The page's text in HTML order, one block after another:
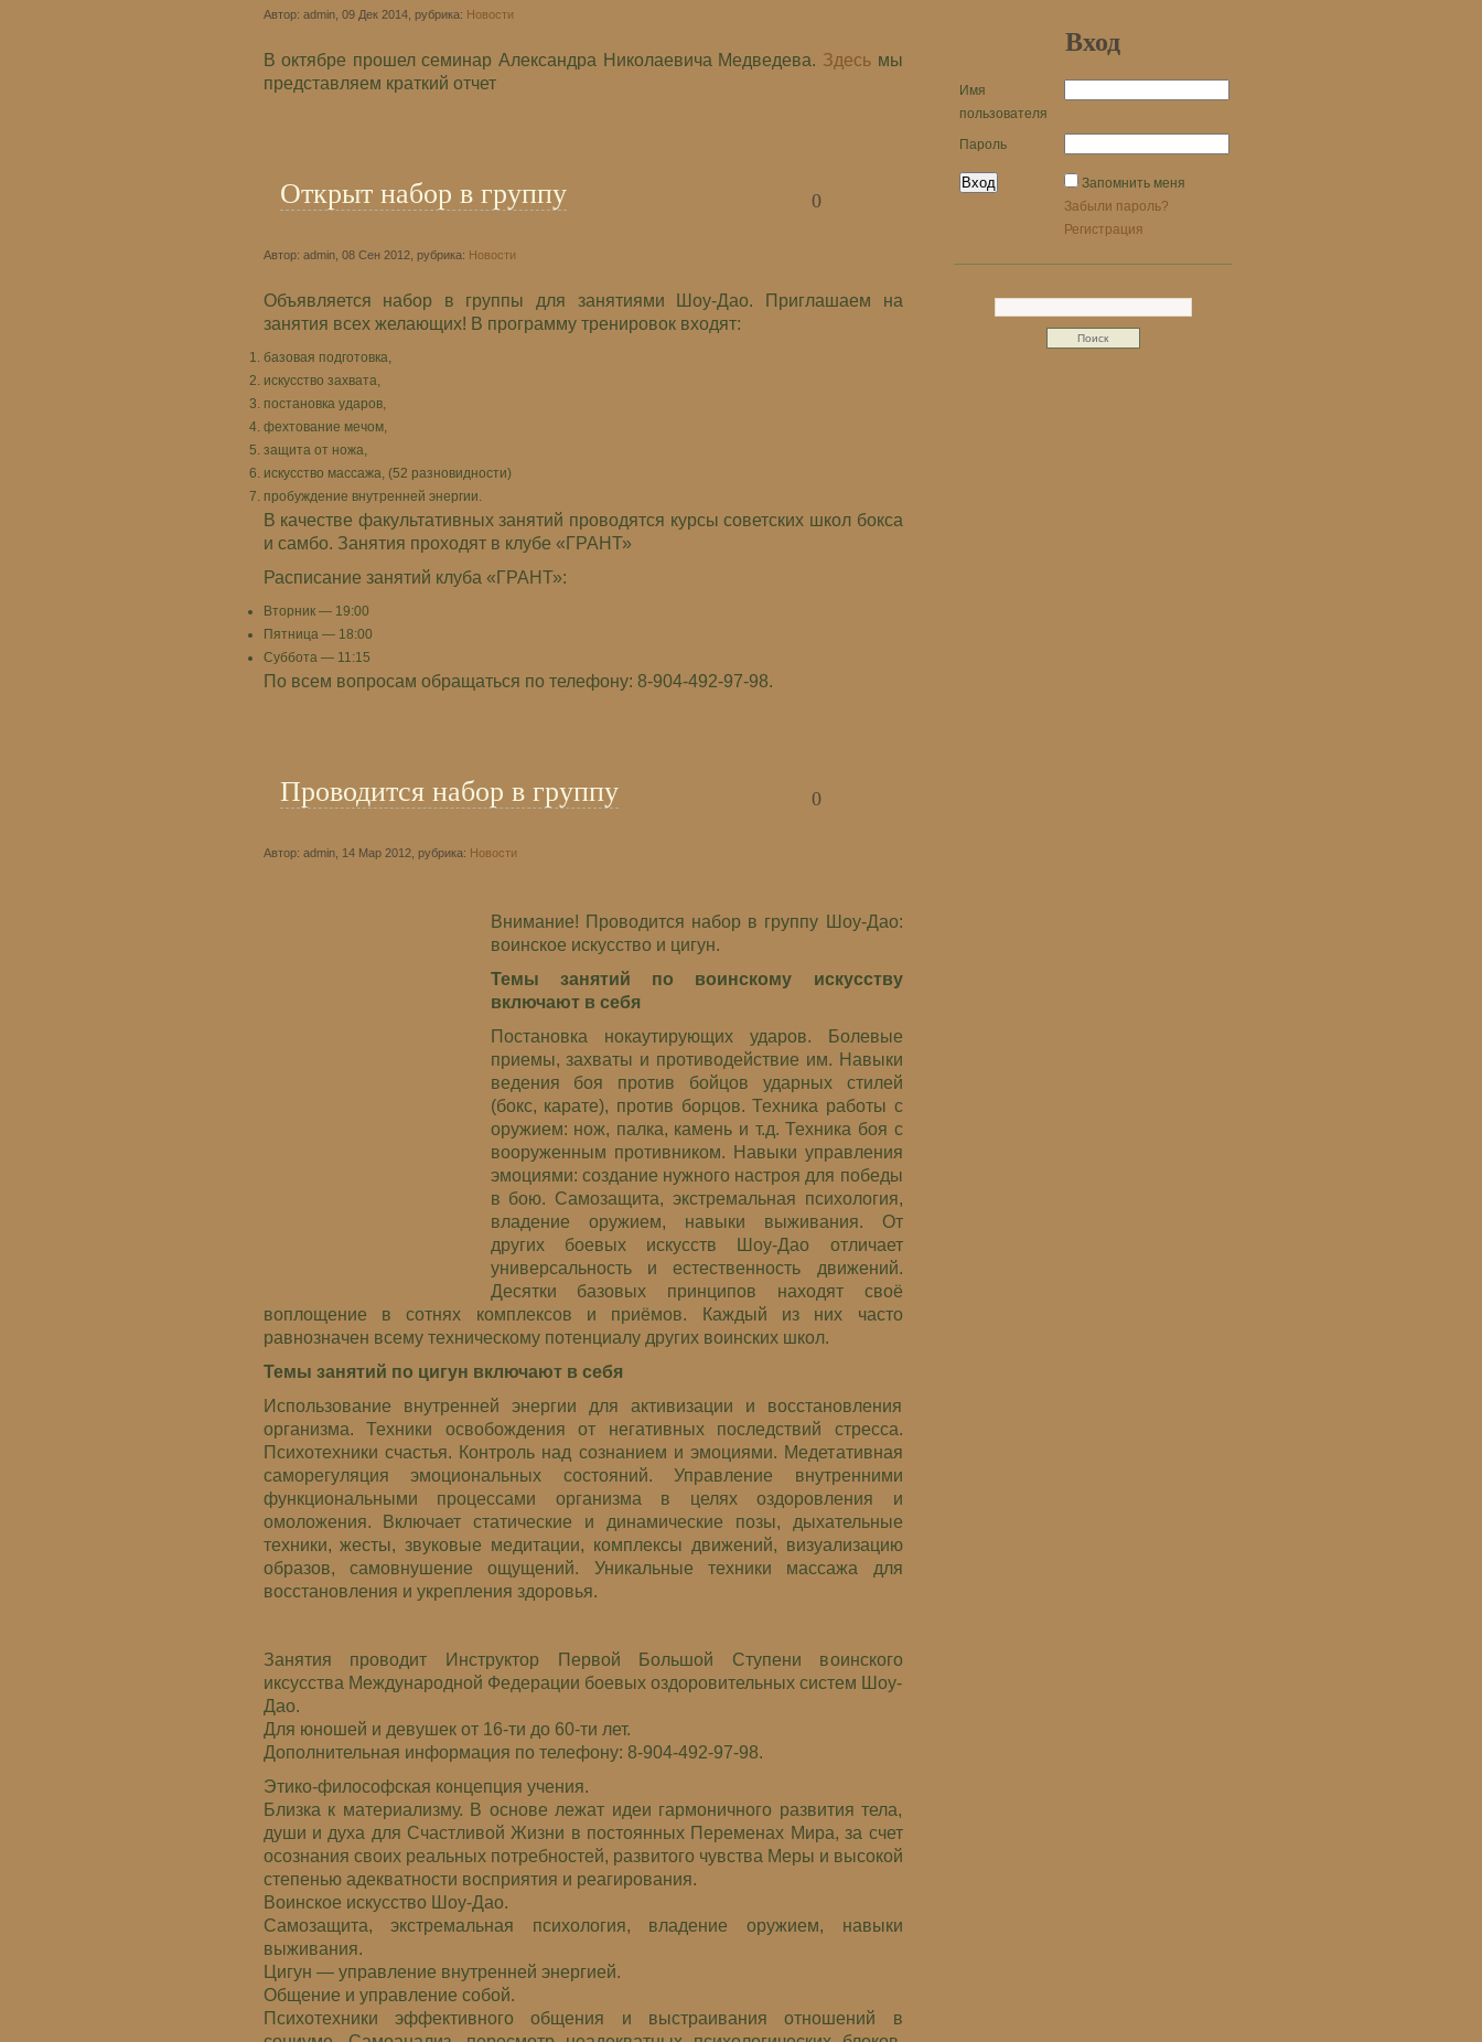
Автор: admin, 09 Дек 2014, рубрика: Новости
В октябре прошел семинар Александра Николаевича Медведева. Здесьмы
представляем краткий отчет
0
Открыт набор в группу
Автор: admin, 08 Сен 2012, рубрика: Новости
Объявляется набор в группы для занятиями Шоу-Дао. Приглашаем на
занятия всех желающих! В программу тренировок входят:
базовая подготовка,
искусство захвата,
постановка ударов,
фехтование мечом,
защита от ножа,
искусство массажа, (52 разновидности)
пробуждение внутренней энергии.
В качестве факультативных занятий проводятся курсы советских школ бокса
и самбо. Занятия проходят в клубе «ГРАНТ»
Расписание занятий клуба «ГРАНТ»:
Вторник — 19:00
Пятница — 18:00
Суббота — 11:15
По всем вопросам обращаться по телефону: 8-904-492-97-98.
0
Проводится набор в группу
Автор: admin, 14 Мар 2012, рубрика: Новости
Внимание! Проводится набор в группу Шоу-Дао:
воинское искусство и цигун.
Темы занятий по воинскому искусству
включают в себя
Постановка нокаутирующих ударов. Болевые
приемы, захваты и противодействие им. Навыки
ведения боя против бойцов ударных стилей
(бокс, карате), против борцов. Техника работы с
оружием: нож, палка, камень и т.д. Техника боя с
вооруженным противником. Навыки управления
эмоциями: создание нужного настроя для победы
в бою. Самозащита, экстремальная психология,
владение оружием, навыки выживания. От
других боевых искусств Шоу-Дао отличает
универсальность и естественность движений.
Десятки базовых принципов находят своё
воплощение в сотнях комплексов и приёмов. Каждый из них часто
равнозначен всему техническому потенциалу других воинских школ.
Темы занятий по цигун включают в себя
Использование внутренней энергии для активизации и восстановления
организма. Техники освобождения от негативных последствий стресса.
Психотехники счастья. Контроль над сознанием и эмоциями. Медетативная
саморегуляция эмоциональных состояний. Управление внутренними
функциональными процессами организма в целях оздоровления и
омоложения. Включает статические и динамические позы, дыхательные
техники, жесты, звуковые медитации, комплексы движений, визуализацию
образов, самовнушение ощущений. Уникальные техники массажа для
восстановления и укрепления здоровья.
Занятия проводит Инструктор Первой Большой Ступени воинского
иксусства Международной Федерации боевых оздоровительных систем Шоу-
Дао.
Для юношей и девушек от 16-ти до 60-ти лет.
Дополнительная информация по телефону: 8-904-492-97-98.
Этико-философская концепция учения.
Близка к материализму. В основе лежат идеи гармоничного развития тела,
души и духа для Счастливой Жизни в постоянных Переменах Мира, за счет
осознания своих реальных потребностей, развитого чувства Меры и высокой
степенью адекватности восприятия и реагирования.
Воинское искусство Шоу-Дао.
Самозащита, экстремальная психология, владение оружием, навыки
выживания.
Цигун — управление внутренней энергией.
Общение и управление собой.
Психотехники эффективного общения и выстраивания отношений в
Вход
Имя
пользователя
Пароль
Запомнить меня
Забыли пароль?
Регистрация